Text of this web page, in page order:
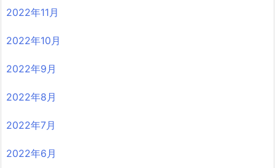
2022年11月
2022年10月
2022年9月
2022年8月
2022年7月
2022年6月